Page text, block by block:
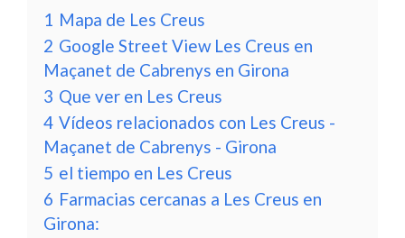
1 Mapa de Les Creus
2 Google Street View Les Creus en
Maçanet de Cabrenys en Girona
3 Que ver en Les Creus
4 Vídeos relacionados con Les Creus -
Maçanet de Cabrenys - Girona
5 el tiempo en Les Creus
6 Farmacias cercanas a Les Creus en
Girona: